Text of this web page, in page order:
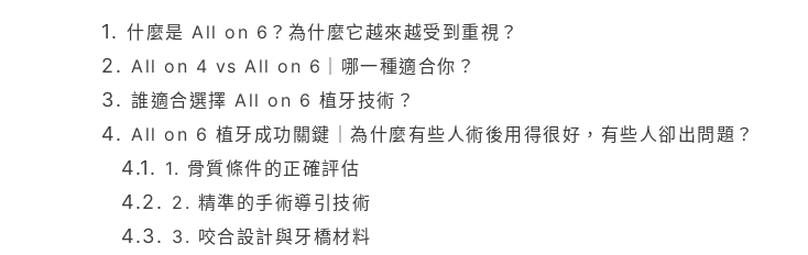
什麼是 All on 6？為什麼它越來越受到重視？
All on 4 vs All on 6｜哪一種適合你？
誰適合選擇 All on 6 植牙技術？
All on 6 植牙成功關鍵｜為什麼有些人術後用得很好，有些人卻出問題？
1. 骨質條件的正確評估
2. 精準的手術導引技術
3. 咬合設計與牙橋材料